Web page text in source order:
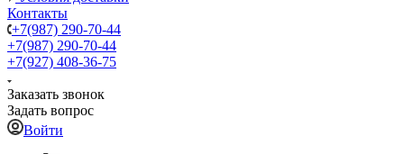
Контакты
+7(987) 290-70-44
+7(987) 290-70-44
+7(927) 408-36-75
Заказать звонок
Задать вопрос
Войти